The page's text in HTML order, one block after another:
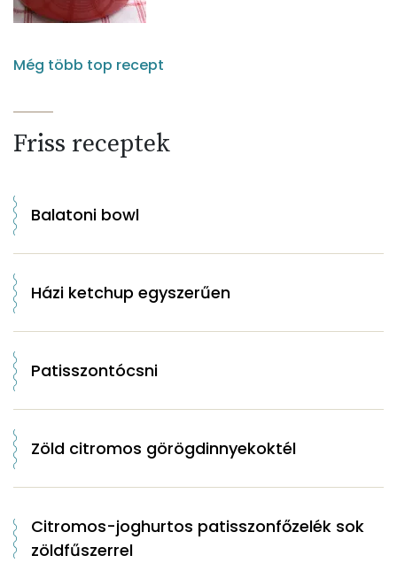
Még több top recept
Friss receptek
Balatoni bowl
Házi ketchup egyszerűen
Patisszontócsni
Zöld citromos görögdinnyekoktél
Citromos-joghurtos patisszonfőzelék sok
zöldfűszerrel